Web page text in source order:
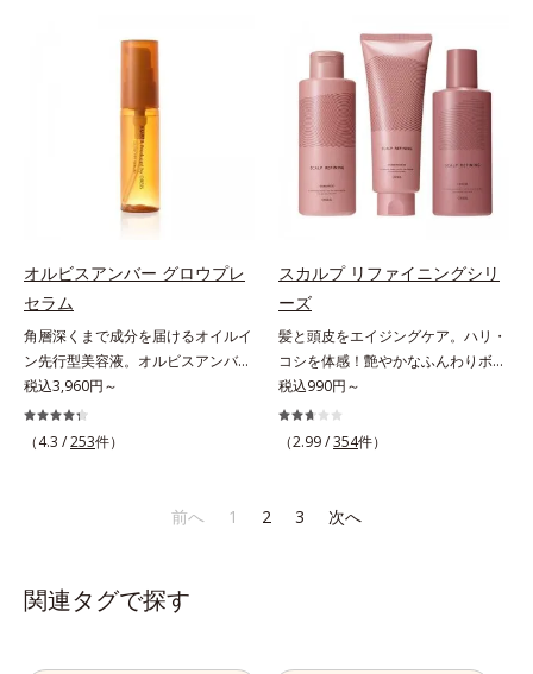
果的なシナジー設計で、あなたのエ
イジングケアを応援します。*1 メ
ラニンの生成を抑え、シミ・ソバカ
スを防ぐ（ウォッシュを除く）*2
オルビス内スキンケアシリーズの保
湿力*3 年齢に応じたお手入れのこ
と*4 角層まで*5 うるおいによ
る*6 乾燥、ハリ・ツヤのなさ
ロニセラカエルレア果汁、ノバラエ
キス配合＝うるおいを与えハリと透
明感に満ちた肌へ導く保湿成分
*10 メマツヨイグサ抽出液、スイ
カズラエキス配合＝角層のすみずみ
まで水分・油分を保ち、ハリ・ツヤ
を与える保湿成分*11 気持ちのこ
と
上向き(*12)のハリと透明感を。効
果的なシナジー設計で、あなたのエ
イジングケアを応援します。*1 メ
ラニンの生成を抑え、シミ・ソバカ
スを防ぐ（ウォッシュを除く）*2
オルビス内スキンケアシリーズの保
湿力*3 年齢に応じたお手入れのこ
と*4 剥がれずに肌に蓄積した古い
る物理的効果*7 うるおいによる
*8 乾燥、ハリ・ツヤのなさ*9
保湿成分*10 ロニセラカエルレア
果汁、ノバラエキス配合＝うるおい
を与えハリと透明感に満ちた肌へ導
く保湿成分*11 メマツヨイグサ抽
出液、スイカズラエキス配合＝角層
のすみずみまで水分・油分を保ち、
ていることの根本原因に着目。加齢
いて研究を進めたところ、弾力感の
ない状態である「ハリのなさ」や、
くすみ(*6)などが現れている状態で
ある「透明感のなさ」が現れること
で大人の肌印象に大きな影響を与え
ていることが分かりました。そこで
容成分(*7)として「G.D.F.アクティ
ベーター(*8)」を配合。そして、従
来から配合している美白有効成分
「トラネキサム酸」を配合しまし
た。さらに、シリーズ共通の美容成
分(*7)「GLルートブースター(*9)」
を配合することで、肌のふっくら感
や透明感を叶えます。美白ケアしな
(*10)のハリと透明感を。効果的な
の生成を抑え、シミ・ソバカスを防
ぐ（ウォッシュ除く）*2 オルビス
れで賢いケアを。ライフスタイルに
なじむ、若々しい印象(*2)作りのサ
ポートをします。オルビスアンバー
ヴァイタルトリートメントクリーム
「オルビスアンバー ヴァイタルト
リートメントクリーム」は、1品
で、化粧水、クリーム、シワ改善・
美白(*1)美容液、乳液・保湿液、ネ
担い、複合的にアプローチ。Wナイ
アシン(*4)によるシワ改善・シミ予
防に加え、複合成分コラーゲンコン
プレックスSPが肌のハリを徹底サポ
ート。肌なじみのよいクリーム構造
で角層まで保湿成分が浸透し、うる
おいをギュッと閉じ込めます。洗顔
の後、これ1品だけでマルチにケ
す。*1 メラニンの生成を抑え、シ
オルビスアンバー グロウプレ
セラム
角層深くまで成分を届けるオイルイ
ン先行型美容液。オルビスアンバー
は、いつも⾃然体で美しくありたい
と願う⼤⼈世代に寄り添うブランド
です。年齢印象研究に基づいた肌サ
手軽なお手入れで賢いケアを。ライ
ビスアンバー グロウプレセラムオ
イルイン先⾏型美容液「オルビスア
税込3,960円～
（4.3 /253件）
スカルプ リファイニングシリ
ーズ
髪と頭皮をエイジングケア。ハリ・
コシを体感！艶やかなふんわりボリ
ューム美髪へ。「抜け毛が目立つ」
「ボリュームがない」「ハリ・コシ
がない」という年齢による3大髪悩
ケア(*1)する、オルビスの頭皮ケア
税込990円～
（2.99 /354件）
前へ 1 2 3 次へ
関連タグで探す